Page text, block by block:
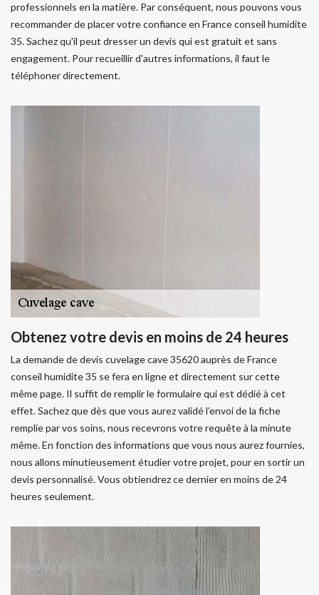
professionnels en la matière. Par conséquent, nous pouvons vous
recommander de placer votre confiance en France conseil humidite
35. Sachez qu'il peut dresser un devis qui est gratuit et sans
engagement. Pour recueillir d'autres informations, il faut le
téléphoner directement.
Obtenez votre devis en moins de 24 heures
La demande de devis cuvelage cave 35620 auprès de France
conseil humidite 35 se fera en ligne et directement sur cette
même page. Il suffit de remplir le formulaire qui est dédié à cet
effet. Sachez que dès que vous aurez validé l’envoi de la fiche
remplie par vos soins, nous recevrons votre requête à la minute
même. En fonction des informations que vous nous aurez fournies,
nous allons minutieusement étudier votre projet, pour en sortir un
devis personnalisé. Vous obtiendrez ce dernier en moins de 24
heures seulement.